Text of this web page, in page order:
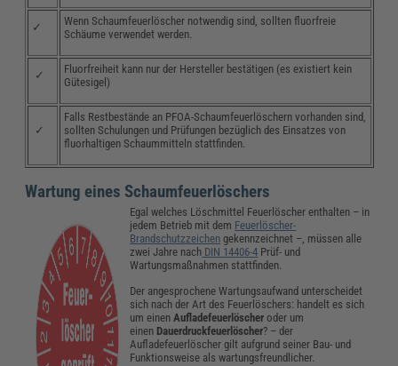
✓
Wenn Schaumfeuerlöscher notwendig sind, sollten fluorfreie
Schäume verwendet werden.
✓
Fluorfreiheit kann nur der Hersteller bestätigen (es existiert kein
Gütesigel)
✓
Falls Restbestände an PFOA-Schaumfeuerlöschern vorhanden sind,
sollten Schulungen und Prüfungen bezüglich des Einsatzes von
fluorhaltigen Schaummitteln stattfinden.
Wartung eines Schaumfeuerlöschers
Egal welches Löschmittel Feuerlöscher enthalten – in
jedem Betrieb mit dem Feuerlöscher-
Brandschutzzeichen gekennzeichnet –, müssen alle
zwei Jahre nach DIN 14406-4 Prüf- und
Wartungsmaßnahmen stattfinden.
Der angesprochene Wartungsaufwand unterscheidet
sich nach der Art des Feuerlöschers: handelt es sich
um einen Aufladefeuerlöscher oder um
einen Dauerdruckfeuerlöscher? – der
Aufladefeuerlöscher gilt aufgrund seiner Bau- und
Funktionsweise als wartungsfreundlicher.